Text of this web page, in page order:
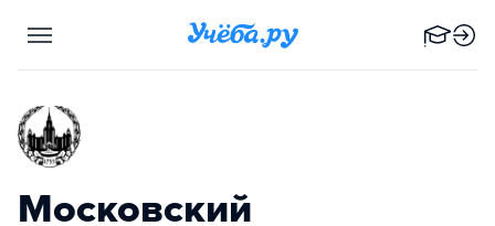
Московский